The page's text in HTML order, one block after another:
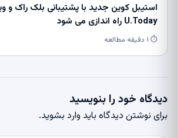
استیبل کوین جدید با پشتیبانی بلک راک و
U.Today راه اندازی می شود
⏱ ۱ دقیقه مطالعه
دیدگاه خود را بنویسید
برای نوشتن دیدگاه باید وارد بشوید.